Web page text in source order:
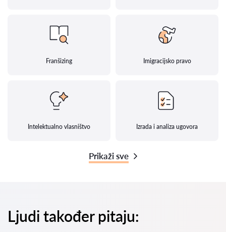
Franšizing Imigracijsko pravo
Intelektualno vlasništvo Izrada i analiza ugovora
Prikaži sve
Ljudi također pitaju: